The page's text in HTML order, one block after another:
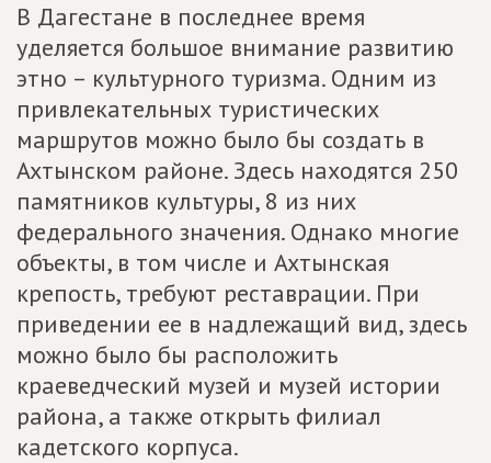
В Дагестане в последнее время
уделяется большое внимание развитию
этно – культурного туризма. Одним из
привлекательных туристических
маршрутов можно было бы создать в
Ахтынском районе. Здесь находятся 250
памятников культуры, 8 из них
федерального значения. Однако многие
объекты, в том числе и Ахтынская
крепость, требуют реставрации. При
приведении ее в надлежащий вид, здесь
можно было бы расположить
краеведческий музей и музей истории
района, а также открыть филиал
кадетского корпуса.